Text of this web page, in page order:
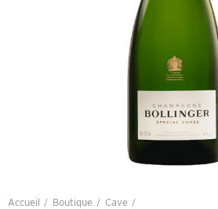
Accueil Boutique
Cave